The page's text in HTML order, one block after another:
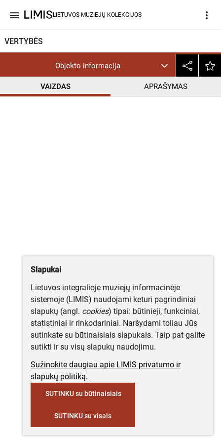
menu LIETUVOS MUZIEJŲ KOLEKCIJOS more_vert
VERTYBĖS
Objekto informacija
VAIZDAS APRAŠYMAS
Slapukai
Lietuvos integralioje muziejų informacinėje
sistemoje (LIMIS) naudojami keturi pagrindiniai
slapukų (angl. cookies) tipai: būtinieji, funkciniai,
statistiniai ir rinkodariniai. Naršydami toliau Jūs
sutinkate su būtinaisiais slapukais. Taip pat galite
sutikti ir su visų slapukų naudojimu.
Sužinokite daugiau apie LIMIS privatumo ir
slapukų politiką.
SUTINKU su būtinaisiais
SUTINKU su visais